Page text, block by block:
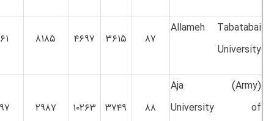
Allameh Tabatabai
University
۸۷ ۳۶۱۵ ۴۶۹۷ ۸۱۸۵
Aja (Army)
University of
۸۸ ۳۷۴۹ ۱۰۲۶۳ ۲۹۸۷